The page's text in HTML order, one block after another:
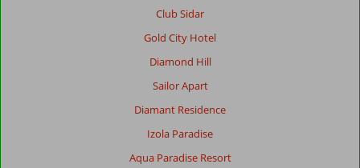
Club Sidar
Gold City Hotel
Diamond Hill
Sailor Apart
Diamant Residence
Izola Paradise
Aqua Paradise Resort